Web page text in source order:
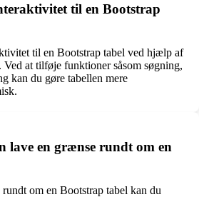
til en Bootstrap
til en Bootstrap tabel ved hjælp af
Ved at tilføje funktioner såsom søgning,
kan du gøre tabellen mere
lave en grænse rundt om en
om en Bootstrap tabel kan du